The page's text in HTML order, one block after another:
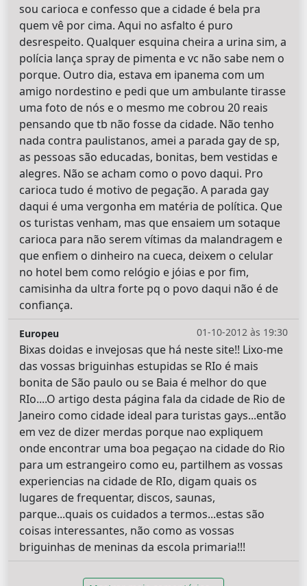
sou carioca e confesso que a cidade é bela pra
quem vê por cima. Aqui no asfalto é puro
desrespeito. Qualquer esquina cheira a urina sim, a
polícia lança spray de pimenta e vc não sabe nem o
porque. Outro dia, estava em ipanema com um
amigo nordestino e pedi que um ambulante tirasse
uma foto de nós e o mesmo me cobrou 20 reais
pensando que tb não fosse da cidade. Não tenho
nada contra paulistanos, amei a parada gay de sp,
as pessoas são educadas, bonitas, bem vestidas e
alegres. Não se acham como o povo daqui. Pro
carioca tudo é motivo de pegação. A parada gay
daqui é uma vergonha em matéria de política. Que
os turistas venham, mas que ensaiem um sotaque
carioca para não serem vítimas da malandragem e
que enfiem o dinheiro na cueca, deixem o celular
no hotel bem como relógio e jóias e por fim,
camisinha da ultra forte pq o povo daqui não é de
confiança.
01-10-2012 às 19:30
Europeu
Bixas doidas e invejosas que há neste site!! Lixo-me
das vossas briguinhas estupidas se RIo é mais
bonita de São paulo ou se Baia é melhor do que
RIo....O artigo desta página fala da cidade de Rio de
Janeiro como cidade ideal para turistas gays...então
em vez de dizer merdas porque nao expliquem
onde encontrar uma boa pegaçao na cidade do Rio
para um estrangeiro como eu, partilhem as vossas
experiencias na cidade de RIo, digam quais os
lugares de frequentar, discos, saunas,
parque...quais os cuidados a termos...estas são
coisas interessantes, não como as vossas
briguinhas de meninas da escola primaria!!!